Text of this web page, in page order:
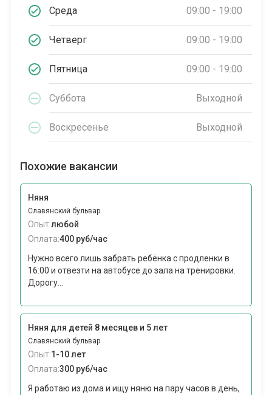
Среда 09:00 - 19:00
Четверг 09:00 - 19:00
Пятница 09:00 - 19:00
Суббота Выходной
Воскресенье Выходной
Похожие вакансии
Няня
Славянский бульвар
Опыт:любой
Оплата:400 руб/час
Нужно всего лишь забрать ребёнка с продленки в
16:00 и отвезти на автобусе до зала на тренировки.
Дорогу...
Няня для детей 8 месяцев и 5 лет
Славянский бульвар
Опыт:1-10 лет
Оплата:300 руб/час
Я работаю из дома и ищу няню на пару часов в день,